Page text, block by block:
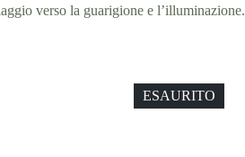
verso la guarigione e l’illuminazione.
ESAURITO